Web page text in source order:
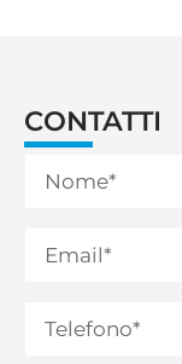
CONTATTI